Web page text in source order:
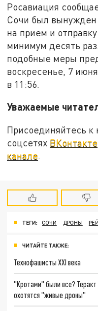
Росавиация
Сочи был вынужден
на прием и
минимум десять
подобные меры
воскресенье, 7
в 11:56.
Уважаемые
Присоединяйтесь к
соцсетях ВКонтакте
канале.
ТЕГИ: СОЧИ ДРОНЫ
ЧИТАЙТЕ ТАКЖЕ:
Технофашисты XXI века
"Кротами" были все? Теракт
охотятся "живые дроны"